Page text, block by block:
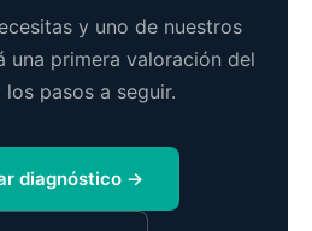
y uno de nuestros
una primera valoración del
pasos a seguir.
diagnóstico →